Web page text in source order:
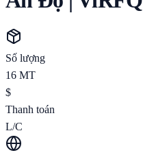
Số lượng
16 MT
$
Thanh toán
L/C